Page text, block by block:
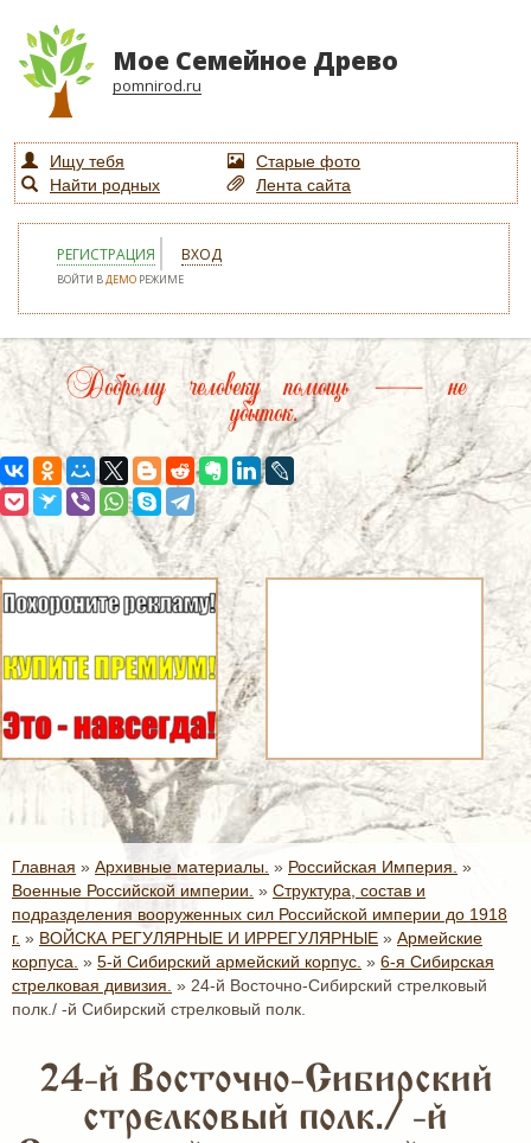
Мое Семейное Древо
pomnirod.ru
Ищу тебя
Старые фото
Найти родных
Лента сайта
РЕГИСТРАЦИЯ ВХОД
ВОЙТИ ВДЕМО РЕЖИМЕ
Доброму человеку помощь — не
убыток.
Главная » Архивные материалы. » Российская Империя. »
Военные Российской империи. » Структура, состав и
подразделения вооруженных сил Российской империи до 1918
г. » ВОЙСКА РЕГУЛЯРНЫЕ И ИРРЕГУЛЯРНЫЕ » Армейские
корпуса. » 5-й Сибирский армейский корпус. » 6-я Сибирская
стрелковая дивизия. » 24-й Восточно-Сибирский стрелковый
полк./ -й Сибирский стрелковый полк.
24-й Восточно-Сибирский
стрелковый полк./ -й